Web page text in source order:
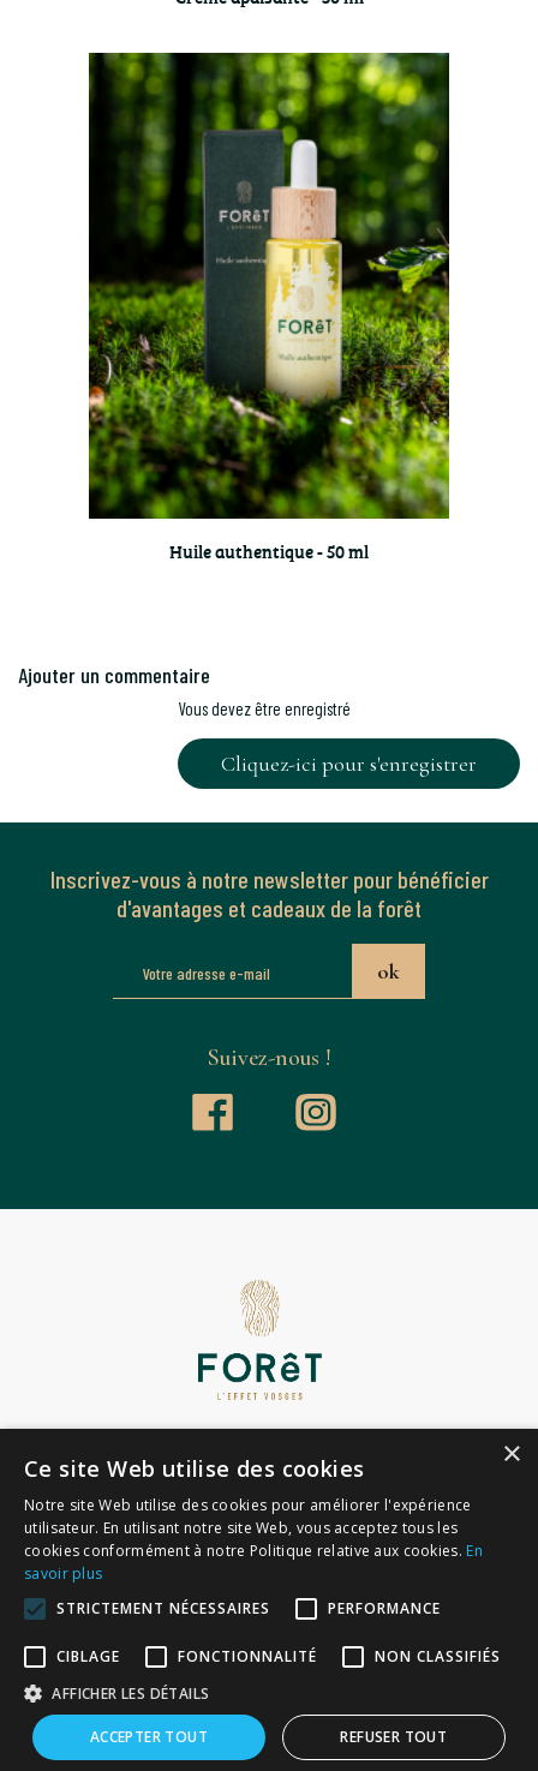
Contactez-nous !
Huile authentique - 50 ml
Ajouter un commentaire
Vous devez être enregistré
Cliquez-ici pour s'enregistrer
Inscrivez-vous à notre newsletter pour bénéficier
d'avantages et cadeaux de la forêt
Suivez-nous !
Mentions légales
Contact
Conditions générales de vente
Politique de confidentialité
Les trésors de la forêt 
9.6
×
Ce site Web utilise des cookies
Notre site Web utilise des cookies pour améliorer l'expérience
utilisateur. En utilisant notre site Web, vous acceptez tous les
cookies conformément à notre Politique relative aux cookies. En
savoir plus
STRICTEMENT NÉCESSAIRES
PERFORMANCE
CIBLAGE FONCTIONNALITÉ
NON CLASSIFIÉS
AFFICHER LES DÉTAILS
ACCEPTER TOUT REFUSER TOUT